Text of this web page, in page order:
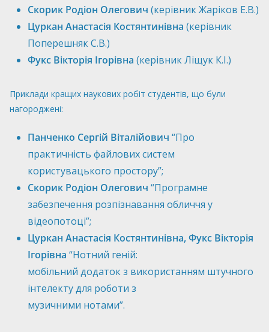
Скорик Родіон Олегович (керівник Жаріков Е.В.)
Цуркан Анастасія Костянтинівна (керівник
Поперешняк С.В.)
Фукс Вікторія Ігорівна (керівник Ліщук К.І.)
Приклади кращих наукових робіт студентів, що були
нагороджені:
Панченко Сергій Віталійович “Про
практичність файлових систем
користувацького простору”;
Скорик Родіон Олегович “Програмне
забезпечення розпізнавання обличчя у
відеопотоці”;
Цуркан Анастасія Костянтинівна, Фукс Вікторія
Ігорівна “Нотний геній:
мобільний додаток з використанням штучного
інтелекту для роботи з
музичними нотами”.